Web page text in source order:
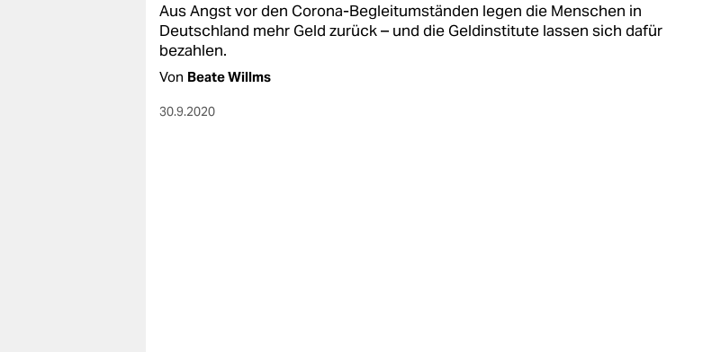
Aus Angst vor den Corona-Begleitumständen legen die Menschen in
Deutschland mehr Geld zurück – und die Geldinstitute lassen sich dafür
bezahlen.
Von Beate Willms
30.9.2020